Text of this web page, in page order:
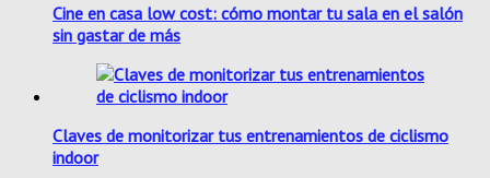
Cine en casa low cost: cómo montar tu sala en el salón
sin gastar de más
Claves de monitorizar tus entrenamientos de ciclismo
indoor